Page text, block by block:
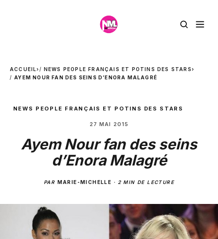
ACCUEIL› NEWS PEOPLE FRANÇAIS ET POTINS DES STARS›
AYEM NOUR FAN DES SEINS D’ENORA MALAGRÉ
NEWS PEOPLE FRANÇAIS ET POTINS DES STARS
27 MAI 2015
Ayem Nour fan des seins
d’Enora Malagré
PAR MARIE-MICHELLE · 2 MIN DE LECTURE